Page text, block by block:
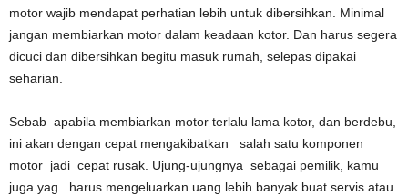
motor wajib mendapat perhatian lebih untuk dibersihkan. Minimal
jangan membiarkan motor dalam keadaan kotor. Dan harus segera
dicuci dan dibersihkan begitu masuk rumah, selepas dipakai
seharian.
Sebab apabila membiarkan motor terlalu lama kotor, dan berdebu,
ini akan dengan cepat mengakibatkan salah satu komponen
motor jadi cepat rusak. Ujung-ujungnya sebagai pemilik, kamu
juga yag harus mengeluarkan uang lebih banyak buat servis atau